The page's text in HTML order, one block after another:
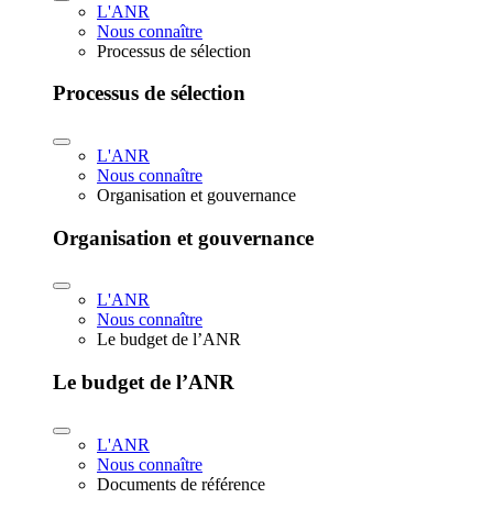
L'ANR
Nous connaître
Processus de sélection
Processus de sélection
L'ANR
Nous connaître
Organisation et gouvernance
Organisation et gouvernance
L'ANR
Nous connaître
Le budget de l’ANR
Le budget de l’ANR
L'ANR
Nous connaître
Documents de référence